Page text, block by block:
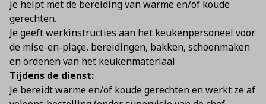
Je helpt met de bereiding van warme en/of koude
gerechten.
Je geeft werkinstructies aan het keukenpersoneel voor
de mise-en-plaçe, bereidingen, bakken, schoonmaken
en ordenen van het keukenmateriaal
Tijdens de dienst:
Je bereidt warme en/of koude gerechten en werkt ze af